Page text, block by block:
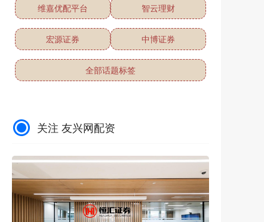
维嘉优配平台 智云理财
宏源证券 中博证券
全部话题标签
关注 友兴网配资